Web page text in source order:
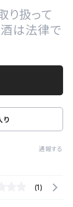
り扱って
は法律で
り
通報する
(1)